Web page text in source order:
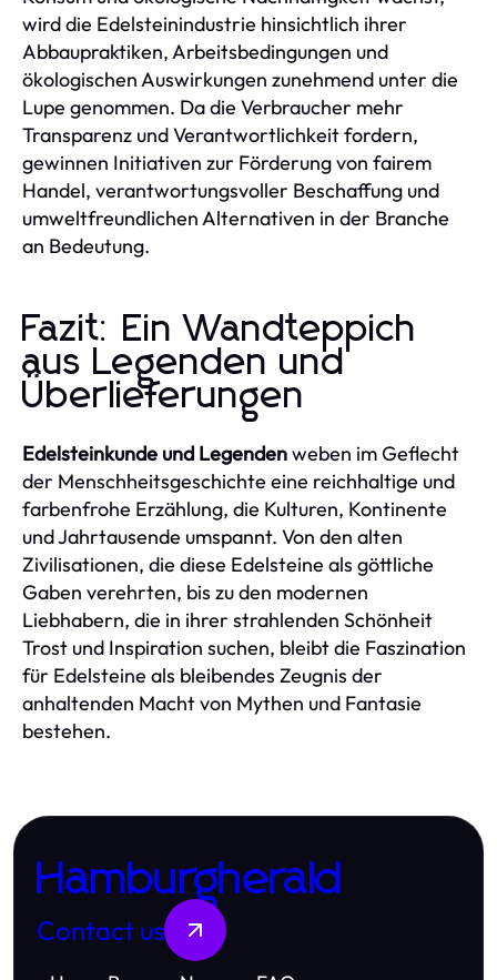
wird die Edelsteinindustrie hinsichtlich ihrer
Abbaupraktiken, Arbeitsbedingungen und
ökologischen Auswirkungen zunehmend unter die
Lupe genommen. Da die Verbraucher mehr
Transparenz und Verantwortlichkeit fordern,
gewinnen Initiativen zur Förderung von fairem
Handel, verantwortungsvoller Beschaffung und
umweltfreundlichen Alternativen in der Branche
an Bedeutung.
Fazit: Ein Wandteppich
aus Legenden und
Überlieferungen
Edelsteinkunde und Legendenweben im Geflecht
der Menschheitsgeschichte eine reichhaltige und
farbenfrohe Erzählung, die Kulturen, Kontinente
und Jahrtausende umspannt. Von den alten
Zivilisationen, die diese Edelsteine als göttliche
Gaben verehrten, bis zu den modernen
Liebhabern, die in ihrer strahlenden Schönheit
Trost und Inspiration suchen, bleibt die Faszination
für Edelsteine als bleibendes Zeugnis der
anhaltenden Macht von Mythen und Fantasie
bestehen.
Hamburgherald
Contact us